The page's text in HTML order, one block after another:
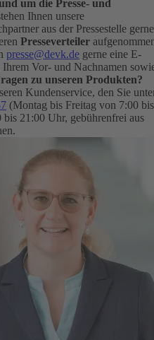
um die Presse- und
Ihnen unsere
aus der Pressestelle gerne
Presseverteiler
presse@devk.de gerne eine E-
Vor- und Nachnamen
zu unseren Produkten?
Kundenservice, den Sie
(Montag bis Freitag von 7:00 bis
21:00 Uhr, gebührenfrei aus